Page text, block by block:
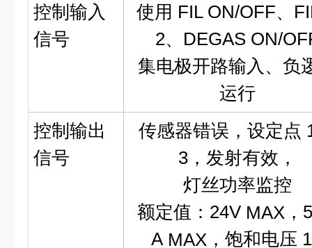
控制输入
信号
使用 FIL ON/OFF、
2、DEGAS ON/
集电极开路输入、负
运行
控制输出
信号
传感器错误，设定点
3，发射有效，
灯丝功率监控
额定值：24V MAX ，
A MAX ，饱和电压